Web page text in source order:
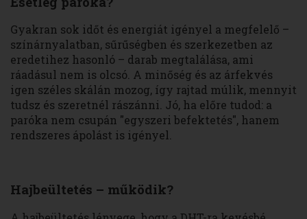
Gyakran sok időt és energiát igényel a megfelelő –
színárnyalatban, sűrűségben és szerkezetben az
eredetihez hasonló – darab megtalálása, ami
ráadásul nem is olcsó. A minőség és az árfekvés
igen széles skálán mozog, így rajtad múlik, mennyit
tudsz és szeretnél rászánni. Jó, ha előre tudod: a
paróka nem csupán "egyszeri befektetés", hanem
rendszeres ápolást is igényel.
Hajbeültetés – működik?